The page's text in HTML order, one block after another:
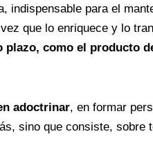
indispensable para el
que lo enriquece y lo
plazo, como el producto
adoctrinar, en formar
sino que consiste,